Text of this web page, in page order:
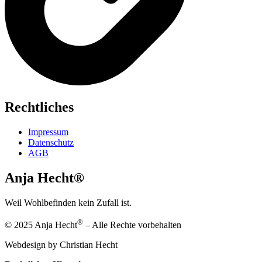
Rechtliches
Impressum
Datenschutz
AGB
Anja Hecht®
Weil Wohlbefinden kein Zufall ist.
© 2025 Anja Hecht® – Alle Rechte vorbehalten
Webdesign by Christian Hecht